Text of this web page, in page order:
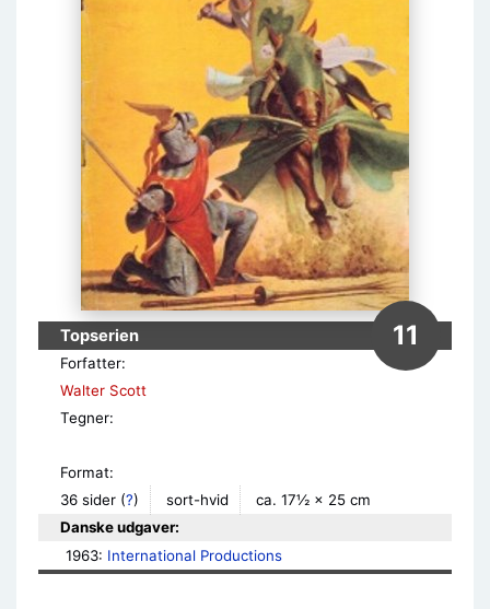
Topserien 11
Forfatter:
Walter Scott
Tegner:
Format:
36 sider (?) sort-hvid
ca. 17½ × 25 cm
Danske udgaver:
1963: International Productions